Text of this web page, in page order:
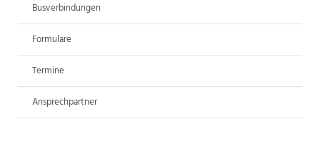
Busverbindungen
Formulare
Termine
Ansprechpartner